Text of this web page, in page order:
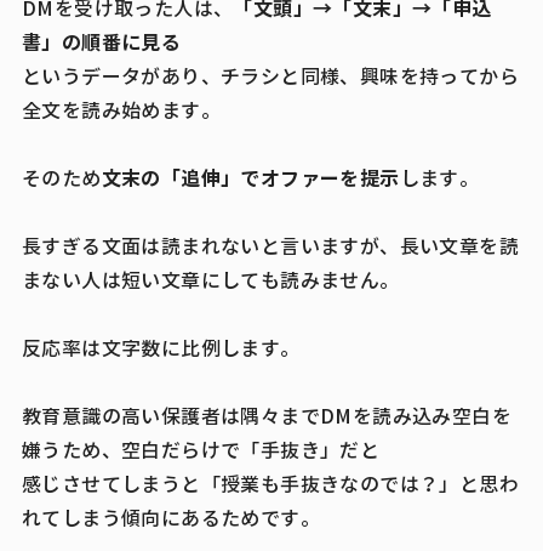
DMを受け取った人は、
「文頭」→「文末」→「申込
書」の順番に見る
というデータがあり、チラシと同様、興味を持ってから
全文を読み始めます。
そのため文末の「追伸」でオファーを提示 します。
長すぎる文面は読まれないと言いますが、長い文章を読
まない人は短い文章にしても読みません。
反応率は文字数に比例します。
教育意識の高い保護者は隅々までDMを読み込み空白を
嫌うため、空白だらけで「手抜き」だと
感じさせてしまうと「授業も手抜きなのでは？」と思わ
れてしまう傾向にあるためです。